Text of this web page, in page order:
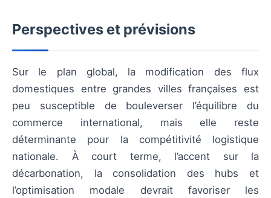
Perspectives et prévisions
Sur le plan global, la modification des flux
domestiques entre grandes villes françaises est
peu susceptible de bouleverser l’équilibre du
commerce international, mais elle reste
déterminante pour la compétitivité logistique
nationale. À court terme, l’accent sur la
décarbonation, la consolidation des hubs et
l’optimisation modale devrait favoriser les